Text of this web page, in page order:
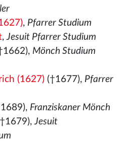
, Pfarrer Studium
,Jesuit Pfarrer Studium
Mönch Studium
(1627)(†1677), Pfarrer
Franziskaner Mönch
Jesuit